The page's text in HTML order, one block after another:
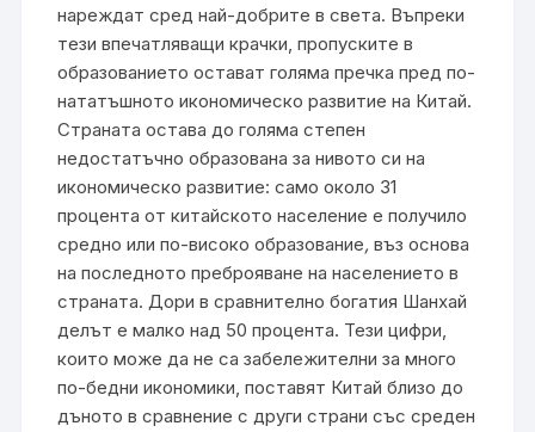
нареждат сред най-добрите в света. Въпреки
тези впечатляващи крачки, пропуските в
образованието остават голяма пречка пред по-
нататъшното икономическо развитие на Китай.
Страната остава до голяма степен
недостатъчно образована за нивото си на
икономическо развитие: само около 31
процента от китайското население е получило
средно или по-високо образование, въз основа
на последното преброяване на населението в
страната. Дори в сравнително богатия Шанхай
делът е малко над 50 процента. Тези цифри,
които може да не са забележителни за много
по-бедни икономики, поставят Китай близо до
дъното в сравнение с други страни със среден